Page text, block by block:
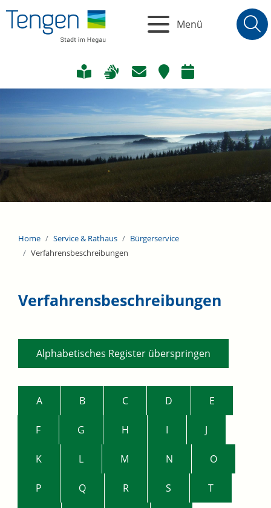
Menü
Home Service & Rathaus
Bürgerservice
Verfahrensbeschreibungen
Verfahrensbeschreibungen
Alphabetisches Register überspringen
A B C D E
F G H I J
K L M N O
P Q R S T